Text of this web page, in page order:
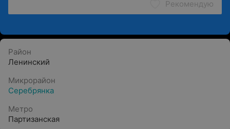
Рекомендую
Район
Ленинский
Микрорайон
Серебрянка
Метро
Партизанская